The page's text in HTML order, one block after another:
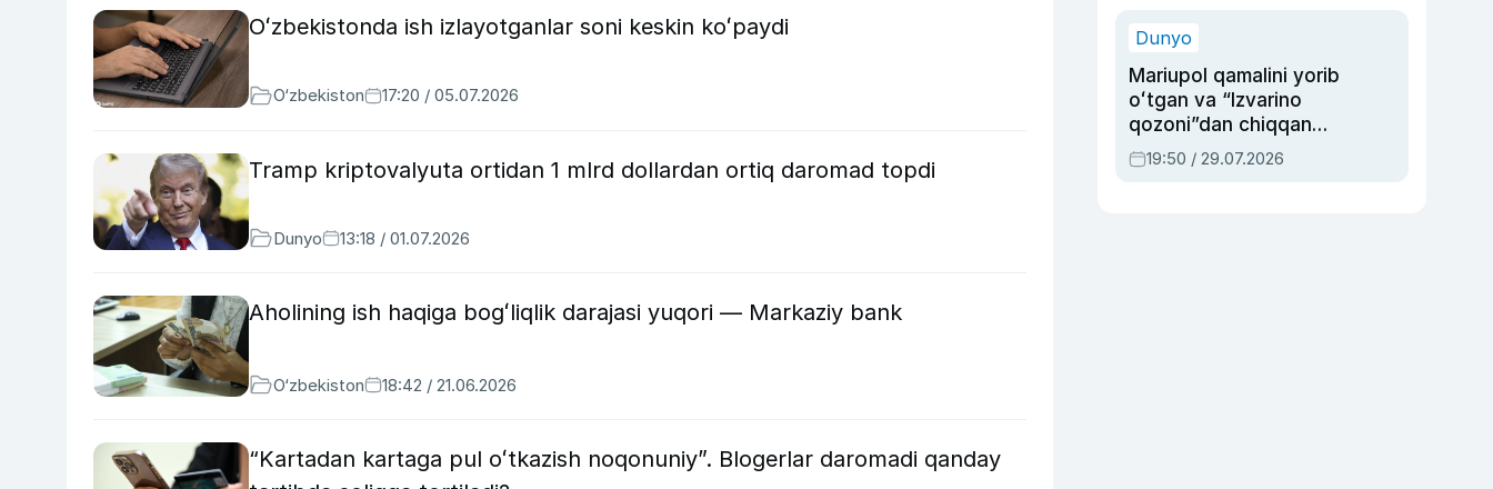
Oʻzbekistonda ish izlayotganlar soni keskin koʻpaydi
O‘zbekiston 17:20 / 05.07.2026
Tramp kriptovalyuta ortidan 1 mlrd dollardan ortiq daromad topdi
Dunyo 13:18 / 01.07.2026
Aholining ish haqiga bogʻliqlik darajasi yuqori — Markaziy bank
O‘zbekiston 18:42 / 21.06.2026
“Kartadan kartaga pul oʻtkazish noqonuniy”. Blogerlar daromadi qanday
Dunyo
Mariupol qamalini yorib
oʻtgan va “Izvarino
qozoni”dan chiqqan
qahramon — Ukraina
armiyasi bosh
19:50 / 29.07.2026